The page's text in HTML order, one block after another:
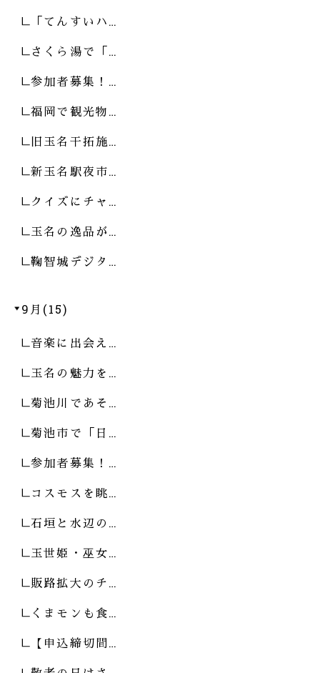
「てんすいハ…
さくら湯で「…
参加者募集！…
福岡で観光物…
旧玉名干拓施…
新玉名駅夜市…
クイズにチャ…
玉名の逸品が…
鞠智城デジタ…
9月(15)
音楽に出会え…
玉名の魅力を…
菊池川であそ…
菊池市で「日…
参加者募集！…
コスモスを眺…
石垣と水辺の…
玉世姫・巫女…
販路拡大のチ…
くまモンも食…
【申込締切間…